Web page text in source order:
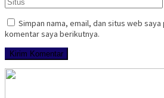
Simpan nama, email, dan situs web
komentar saya berikutnya.